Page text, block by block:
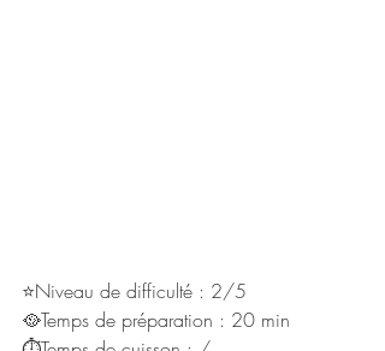
⭐Niveau de difficulté : 2/5
🥘Temps de préparation : 20 min